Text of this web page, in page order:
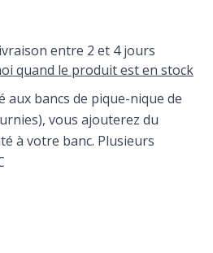
entre 2 et 4 jours
quand le produit est en stock
aux bancs de pique-nique de
vous ajouterez du
à votre banc. Plusieurs